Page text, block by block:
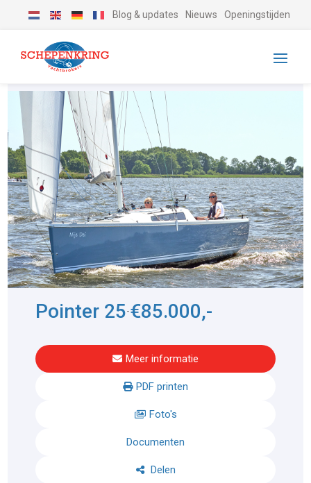
Blog & updates Nieuws Openingstijden
Pointer 25-€85.000,-
Meer informatie
PDF printen
Foto's
Documenten
Delen